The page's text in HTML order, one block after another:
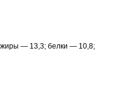
жиры — 13,3; белки — 10,8;